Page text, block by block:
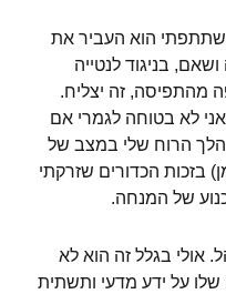
הוא העביר את
בניגוד לנטייה
מהתפיסה, זה יצליח.
לא בטוחה לגמרי אם
הרוח שלי במצב של
בזכות הכדורים שזרקתי
של המנחה.
אולי בגלל זה הוא לא
על ידע מדעי ותשתית